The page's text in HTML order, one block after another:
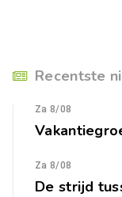
Recentste
Za 8/08
Za 8/08
De strijd